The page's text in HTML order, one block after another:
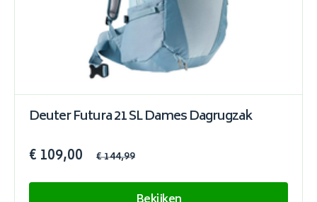
Deuter Futura 21 SL Dames Dagrugzak
€ 109,00 € 144,99